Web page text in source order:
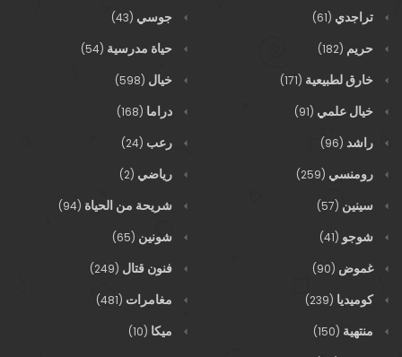
تراجدي (61) جوسي (43)
حريم (182) حياة مدرسية (54)
خارق لطبيعية (171) خيال (598)
خيال علمي (91) دراما (168)
راشد (96) رعب (24)
رومنسي (259) رياضي (2)
سينين (57) شريحة من الحياة (94)
شوجو (41) شونين (65)
غموض (90) فنون قتال (249)
كوميديا (239) مغامرات (481)
منتهية (150) ميكا (10)